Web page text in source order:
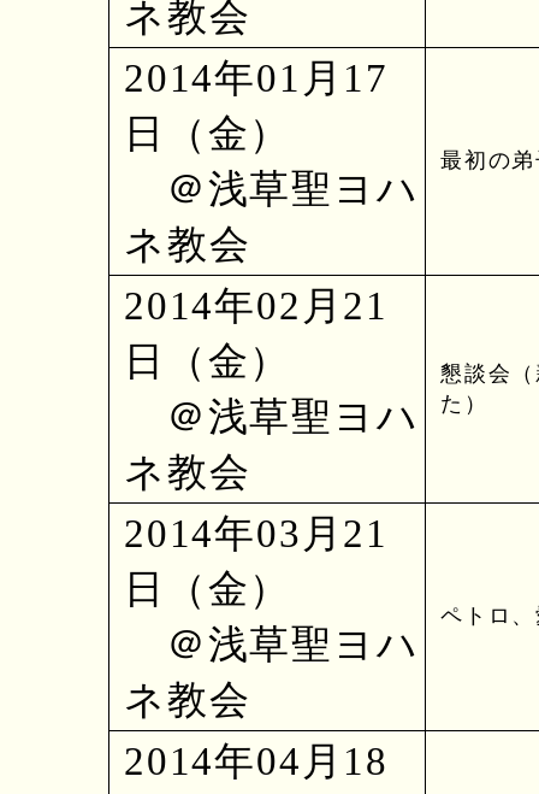
ネ教会
2014年01月17
日（金）
＠浅草聖ヨハ
ネ教会
最初の
2014年02月21
日（金）
＠浅草聖ヨハ
ネ教会
懇談会
た）
2014年03月21
日（金）
＠浅草聖ヨハ
ネ教会
ペトロ
2014年04月18